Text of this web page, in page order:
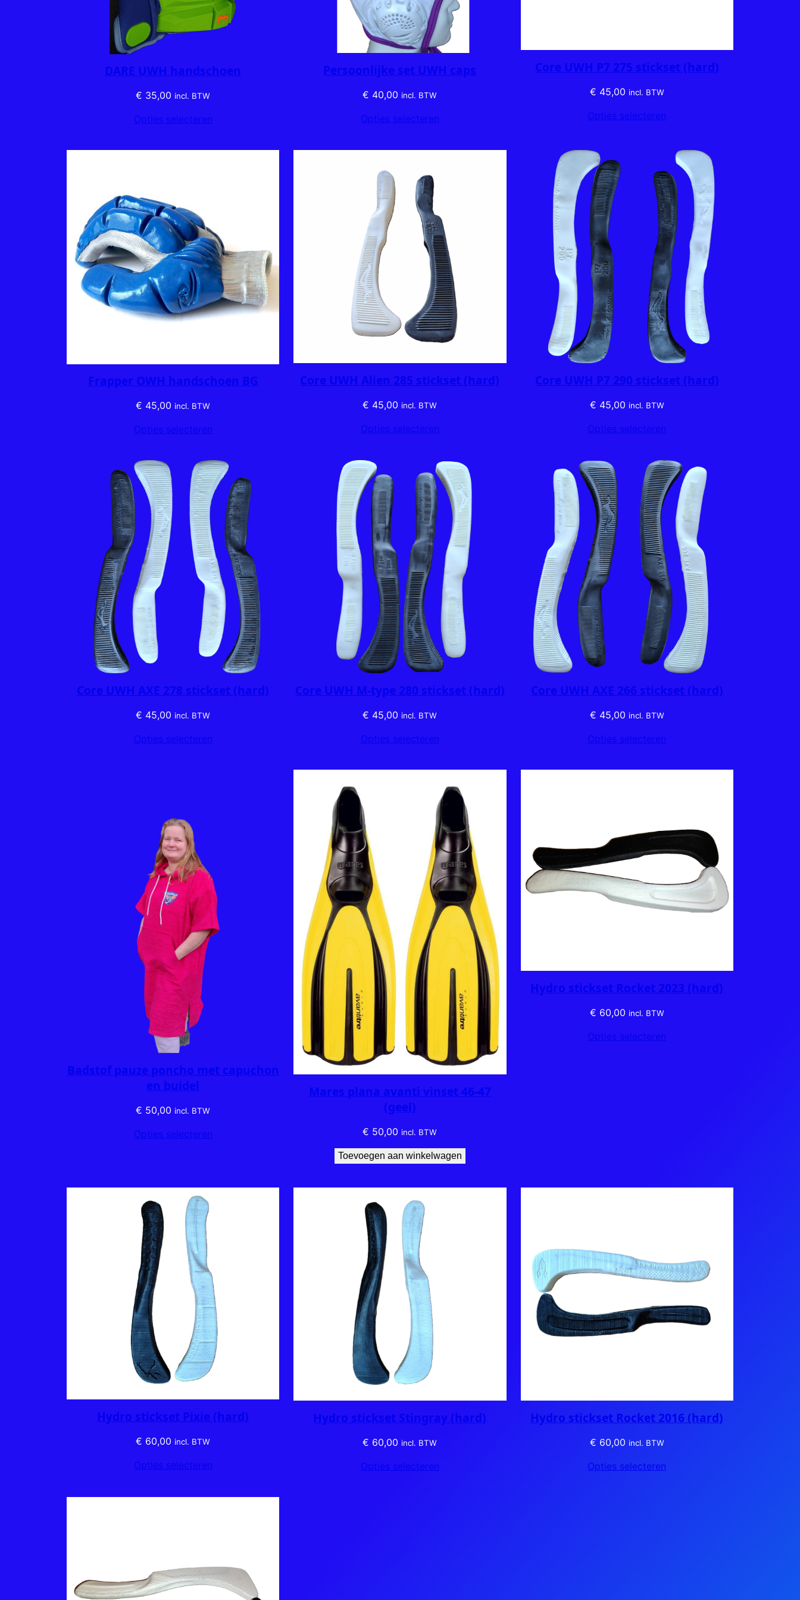
DARE UWH handschoen
€ 35,00 incl. BTW
Opties selecteren
Persoonlijke set UWH caps
€ 40,00 incl. BTW
Opties selecteren
Core UWH P7 275 stickset (hard)
€ 45,00 incl. BTW
Opties selecteren
Frapper OWH handschoen BG
€ 45,00 incl. BTW
Opties selecteren
Core UWH Alien 285 stickset (hard)
€ 45,00 incl. BTW
Opties selecteren
Core UWH P7 290 stickset (hard)
€ 45,00 incl. BTW
Opties selecteren
Core UWH AXE 278 stickset (hard)
€ 45,00 incl. BTW
Opties selecteren
Core UWH M-type 280 stickset (hard)
€ 45,00 incl. BTW
Opties selecteren
Core UWH AXE 266 stickset (hard)
€ 45,00 incl. BTW
Opties selecteren
Badstof pauze poncho met capuchon
en buidel
€ 50,00 incl. BTW
Opties selecteren
Mares plana avanti vinset 46-47
(geel)
€ 50,00 incl. BTW
Toevoegen aan winkelwagen
Hydro stickset Rocket 2023 (hard)
€ 60,00 incl. BTW
Opties selecteren
Hydro stickset Pixie (hard)
€ 60,00 incl. BTW
Opties selecteren
Hydro stickset Stingray (hard)
€ 60,00 incl. BTW
Opties selecteren
Hydro stickset Rocket 2016 (hard)
€ 60,00 incl. BTW
Opties selecteren